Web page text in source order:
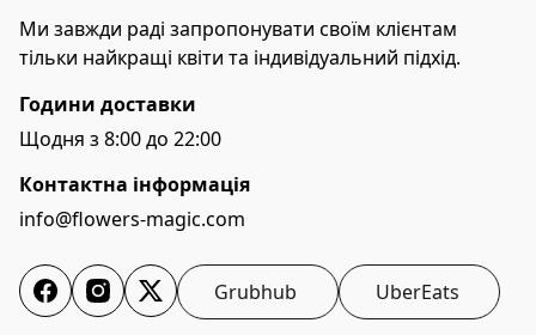
Ми завжди раді запропонувати своїм клієнтам
тільки найкращі квіти та індивідуальний підхід.
Години доставки
Щодня з 8:00 до 22:00
Контактна інформація
info@flowers-magic.com